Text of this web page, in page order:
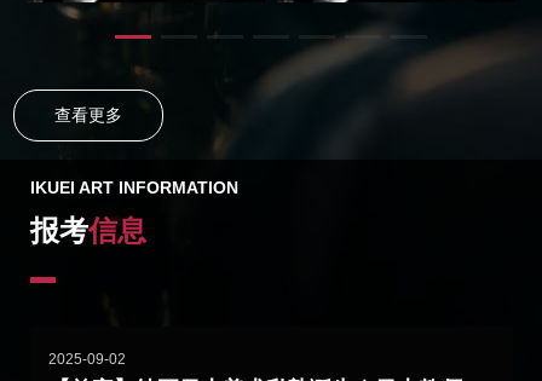
查看更多
IKUEI ART INFORMATION
报考信息
2025-09-02